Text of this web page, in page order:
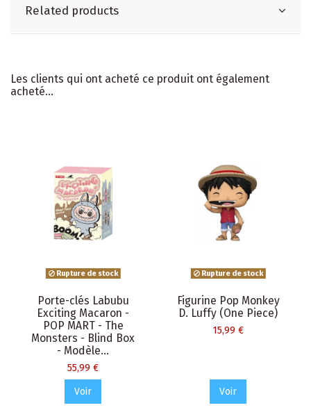
Related products
Les clients qui ont acheté ce produit ont également
acheté...
Rupture de stock
Porte-clés Labubu
Exciting Macaron -
POP MART - The
Monsters - Blind Box
- Modèle...
55,99 €
Voir
Rupture de stock
Figurine Pop Monkey
D. Luffy (One Piece)
15,99 €
Voir